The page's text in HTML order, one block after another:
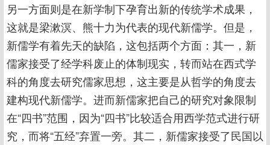
另一方面则是在新学制下孕育出新的传统学术成果，
这就是梁漱溟、熊十力为代表的现代新儒学。但是，
新儒学有着先天的缺陷，这包括两个方面：其一，新
儒家接受了经学科废止的体制现实，转而站在西式学
科的角度去研究儒家思想，这主要是从哲学的角度去
建构现代新儒学。进而新儒家把自己的研究对象限制
在“四书”范围，因为“四书”比较适合用西学范式进行研
究，而将“五经”弃置一旁。其二，新儒家接受了民国以